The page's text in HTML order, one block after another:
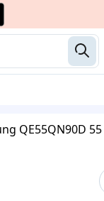
QE55QN90D